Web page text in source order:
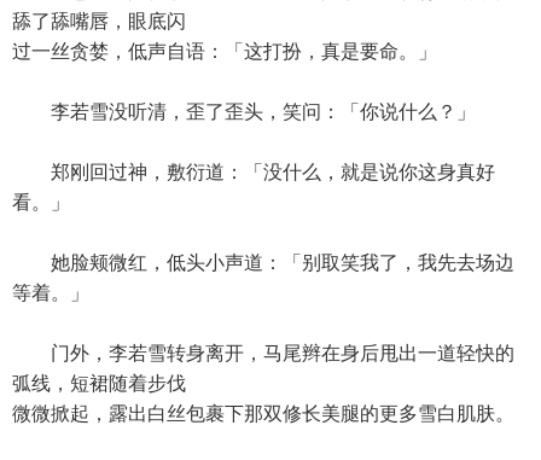
舔了舔嘴唇，眼底闪
过一丝贪婪，低声自语：「这打扮，真是要命。」
李若雪没听清，歪了歪头，笑问：「你说什么？」
郑刚回过神，敷衍道：「没什么，就是说你这身真好
看。」
她脸颊微红，低头小声道：「别取笑我了，我先去场边
等着。」
门外，李若雪转身离开，马尾辫在身后甩出一道轻快的
弧线，短裙随着步伐
微微掀起，露出白丝包裹下那双修长美腿的更多雪白肌肤。